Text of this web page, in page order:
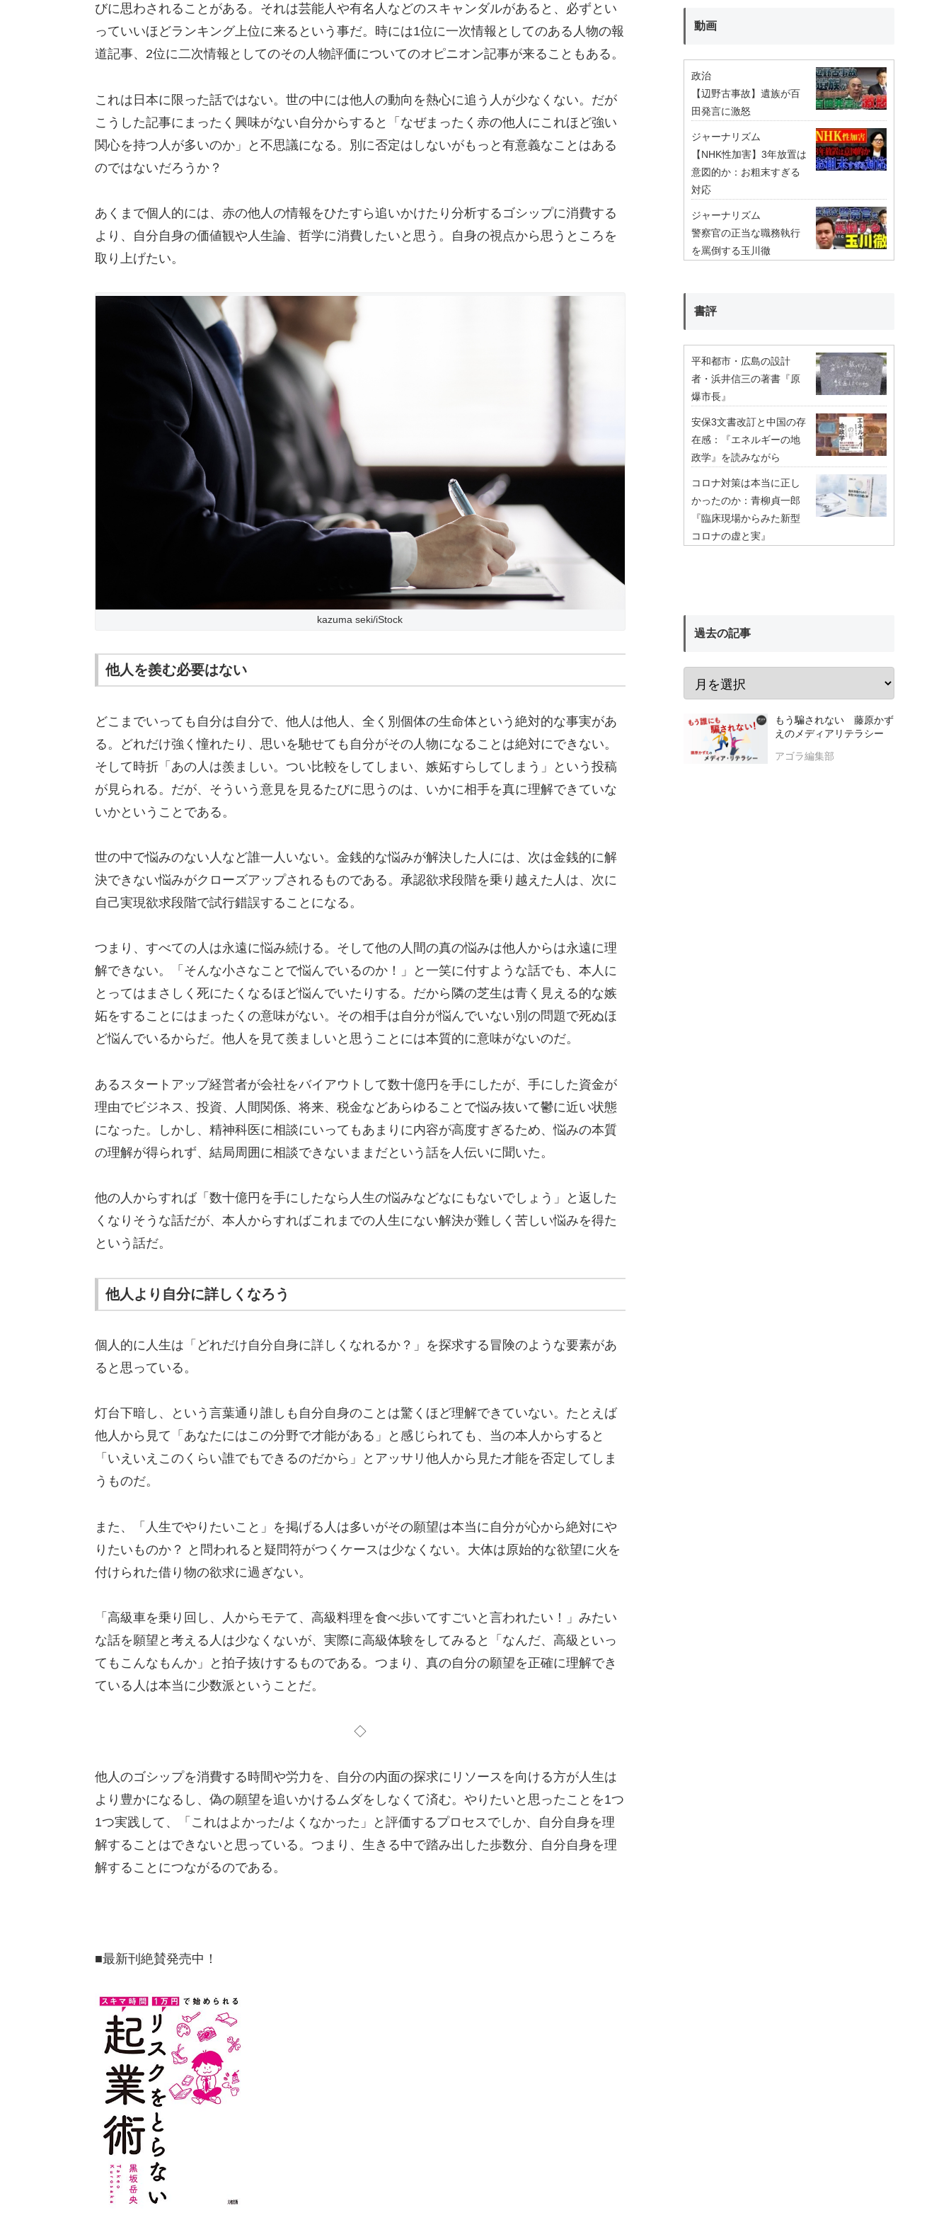
びに思わされることがある。それは芸能人や有名人などのスキャンダルがあると、必ずとい
っていいほどランキング上位に来るという事だ。時には1位に一次情報としてのある人物の報
道記事、2位に二次情報としてのその人物評価についてのオピニオン記事が来ることもある。
これは日本に限った話ではない。世の中には他人の動向を熱心に追う人が少なくない。だが
こうした記事にまったく興味がない自分からすると「なぜまったく赤の他人にこれほど強い
関心を持つ人が多いのか」と不思議になる。別に否定はしないがもっと有意義なことはある
のではないだろうか？
あくまで個人的には、赤の他人の情報をひたすら追いかけたり分析するゴシップに消費する
より、自分自身の価値観や人生論、哲学に消費したいと思う。自身の視点から思うところを
取り上げたい。
kazuma seki/iStock
他人を羨む必要はない
どこまでいっても自分は自分で、他人は他人、全く別個体の生命体という絶対的な事実があ
る。どれだけ強く憧れたり、思いを馳せても自分がその人物になることは絶対にできない。
そして時折「あの人は羨ましい。つい比較をしてしまい、嫉妬すらしてしまう」という投稿
が見られる。だが、そういう意見を見るたびに思うのは、いかに相手を真に理解できていな
いかということである。
世の中で悩みのない人など誰一人いない。金銭的な悩みが解決した人には、次は金銭的に解
決できない悩みがクローズアップされるものである。承認欲求段階を乗り越えた人は、次に
自己実現欲求段階で試行錯誤することになる。
つまり、すべての人は永遠に悩み続ける。そして他の人間の真の悩みは他人からは永遠に理
解できない。「そんな小さなことで悩んでいるのか！」と一笑に付すような話でも、本人に
とってはまさしく死にたくなるほど悩んでいたりする。だから隣の芝生は青く見える的な嫉
妬をすることにはまったくの意味がない。その相手は自分が悩んでいない別の問題で死ぬほ
ど悩んでいるからだ。他人を見て羨ましいと思うことには本質的に意味がないのだ。
あるスタートアップ経営者が会社をバイアウトして数十億円を手にしたが、手にした資金が
理由でビジネス、投資、人間関係、将来、税金などあらゆることで悩み抜いて鬱に近い状態
になった。しかし、精神科医に相談にいってもあまりに内容が高度すぎるため、悩みの本質
の理解が得られず、結局周囲に相談できないままだという話を人伝いに聞いた。
他の人からすれば「数十億円を手にしたなら人生の悩みなどなにもないでしょう」と返した
くなりそうな話だが、本人からすればこれまでの人生にない解決が難しく苦しい悩みを得た
という話だ。
他人より自分に詳しくなろう
個人的に人生は「どれだけ自分自身に詳しくなれるか？」を探求する冒険のような要素があ
ると思っている。
灯台下暗し、という言葉通り誰しも自分自身のことは驚くほど理解できていない。たとえば
他人から見て「あなたにはこの分野で才能がある」と感じられても、当の本人からすると
「いえいえこのくらい誰でもできるのだから」とアッサリ他人から見た才能を否定してしま
うものだ。
また、「人生でやりたいこと」を掲げる人は多いがその願望は本当に自分が心から絶対にや
りたいものか？ と問われると疑問符がつくケースは少なくない。大体は原始的な欲望に火を
付けられた借り物の欲求に過ぎない。
「高級車を乗り回し、人からモテて、高級料理を食べ歩いてすごいと言われたい！」みたい
な話を願望と考える人は少なくないが、実際に高級体験をしてみると「なんだ、高級といっ
てもこんなもんか」と拍子抜けするものである。つまり、真の自分の願望を正確に理解でき
ている人は本当に少数派ということだ。
◇
他人のゴシップを消費する時間や労力を、自分の内面の探求にリソースを向ける方が人生は
より豊かになるし、偽の願望を追いかけるムダをしなくて済む。やりたいと思ったことを1つ
1つ実践して、「これはよかった/よくなかった」と評価するプロセスでしか、自分自身を理
解することはできないと思っている。つまり、生きる中で踏み出した歩数分、自分自身を理
解することにつながるのである。
■最新刊絶賛発売中！
動画
政治
【辺野古事故】遺族が百
田発言に激怒
ジャーナリズム
【NHK性加害】3年放置は
意図的か：お粗末すぎる
対応
ジャーナリズム
警察官の正当な職務執行
を罵倒する玉川徹
書評
平和都市・広島の設計
者・浜井信三の著書『原
爆市長』
安保3文書改訂と中国の存
在感：『エネルギーの地
政学』を読みながら
コロナ対策は本当に正し
かったのか：青柳貞一郎
『臨床現場からみた新型
コロナの虚と実』
過去の記事
もう騙されない 藤原かず
えのメディアリテラシー
アゴラ編集部